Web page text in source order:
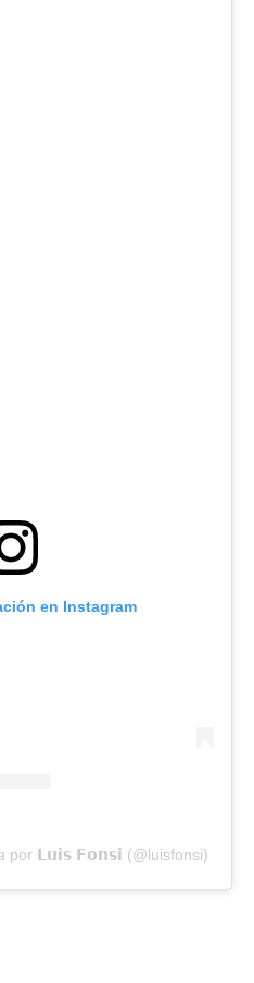
en Instagram
por 𝗟𝘂𝗶𝘀 𝗙𝗼𝗻𝘀𝗶 (@luisfonsi)